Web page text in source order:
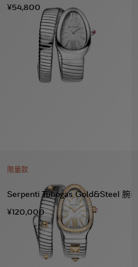
¥54,800
限量款
Serpenti Tubogas Gold&Steel 腕表
¥120,000